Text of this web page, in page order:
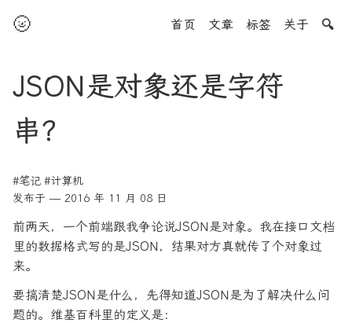
🌝 首页 文章 标签 关于 🔍
JSON是对象还是字符
串？
#笔记 #计算机
发布于 — 2016 年 11 月 08 日
前两天，一个前端跟我争论说JSON是对象。我在接口文档
里的数据格式写的是JSON，结果对方真就传了个对象过
来。
要搞清楚JSON是什么，先得知道JSON是为了解决什么问
题的。维基百科里的定义是：